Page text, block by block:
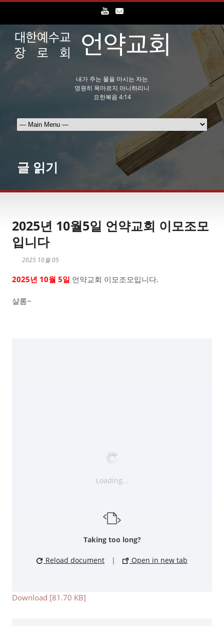
내가 주는 물을 마시는 자는
영원히 목마르지 아니하리니
요한복음 4:14
글 읽기
2025년 10월5일 언약교회 이모조모
입니다
2025 10월 05
2025년 10월 5일 언약교회 이모조모입니다.
샬롬~
Loading...
Taking too long?
Reload document | Open in new tab
Download [81.70 KB]